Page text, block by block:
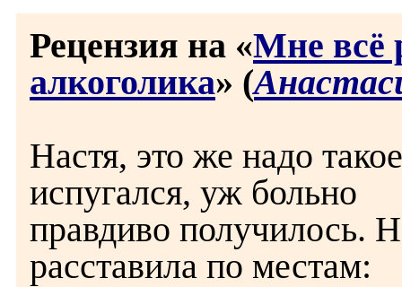
Рецензия на «Мне всё
алкоголика» (
Настя, это же надо
испугался, уж больно
правдиво получилось.
расставила по местам: